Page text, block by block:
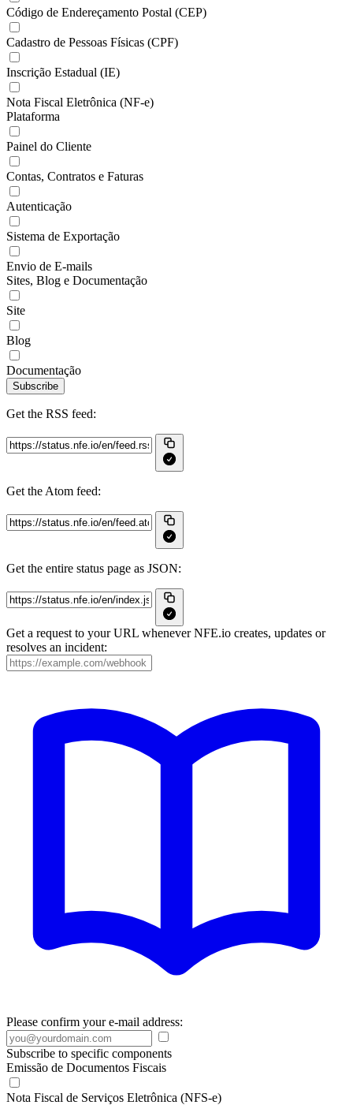
Código de Endereçamento Postal (CEP)
Cadastro de Pessoas Físicas (CPF)
Inscrição Estadual (IE)
Nota Fiscal Eletrônica (NF-e)
Plataforma
Painel do Cliente
Contas, Contratos e Faturas
Autenticação
Sistema de Exportação
Envio de E-mails
Sites, Blog e Documentação
Site
Blog
Documentação
Subscribe
Get the RSS feed:
Get the Atom feed:
Get the entire status page as JSON:
Get a request to your URL whenever NFE.io creates, updates or
resolves an incident:
Please confirm your e-mail address:
Subscribe to specific components
Emissão de Documentos Fiscais
Nota Fiscal de Serviços Eletrônica (NFS-e)